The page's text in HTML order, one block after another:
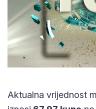
Aktualna vrijednost